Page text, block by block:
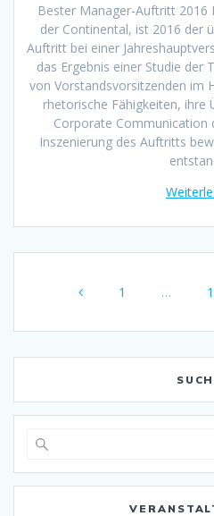
Bester Manager-Auftritt 2016
der Continental, ist 2016 der
Auftritt bei einer
das Ergebnis einer Studie der
von Vorstandsvorsitzenden im
rhetorische Fähigkeiten,
Corporate Communication
Inszenierung des Auftritts
Seite
1 …